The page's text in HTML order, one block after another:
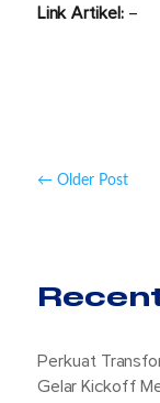
Link Artikel: –
←Older Post
Perkuat
Gelar Kickoff